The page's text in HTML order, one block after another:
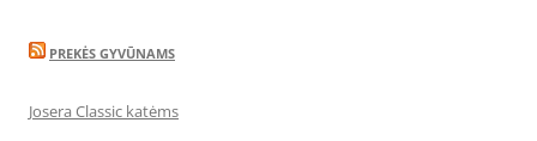
PREKĖS GYVŪNAMS
Josera Classic katėms